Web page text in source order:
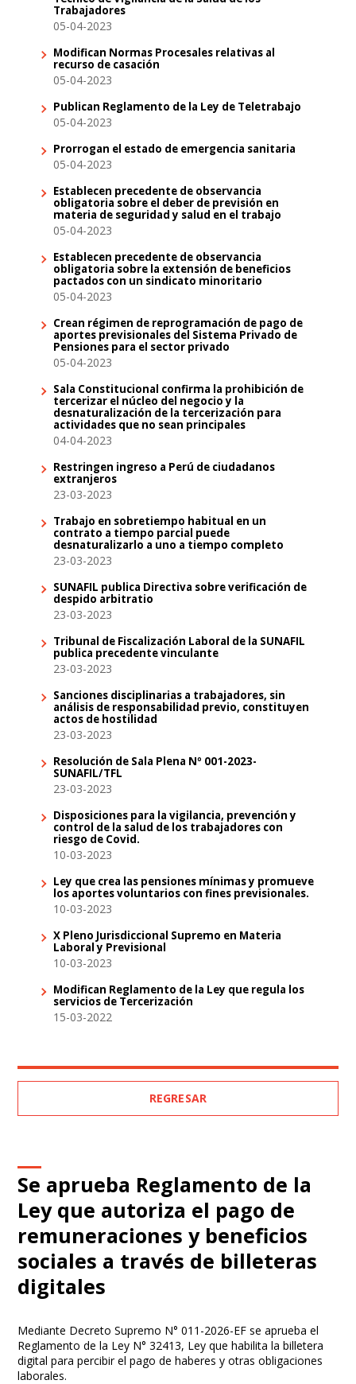
Trabajadores
05-04-2023
Modifican Normas Procesales relativas al
recurso de casación
05-04-2023
Publican Reglamento de la Ley de Teletrabajo
05-04-2023
Prorrogan el estado de emergencia sanitaria
05-04-2023
Establecen precedente de observancia
obligatoria sobre el deber de previsión en
materia de seguridad y salud en el trabajo
05-04-2023
Establecen precedente de observancia
obligatoria sobre la extensión de beneficios
pactados con un sindicato minoritario
05-04-2023
Crean régimen de reprogramación de pago de
aportes previsionales del Sistema Privado de
Pensiones para el sector privado
05-04-2023
Sala Constitucional confirma la prohibición de
tercerizar el núcleo del negocio y la
desnaturalización de la tercerización para
actividades que no sean principales
04-04-2023
Restringen ingreso a Perú de ciudadanos
extranjeros
23-03-2023
Trabajo en sobretiempo habitual en un
contrato a tiempo parcial puede
desnaturalizarlo a uno a tiempo completo
23-03-2023
SUNAFIL publica Directiva sobre verificación de
despido arbitratio
23-03-2023
Tribunal de Fiscalización Laboral de la SUNAFIL
publica precedente vinculante
23-03-2023
Sanciones disciplinarias a trabajadores, sin
análisis de responsabilidad previo, constituyen
actos de hostilidad
23-03-2023
Resolución de Sala Plena Nº 001-2023-
SUNAFIL/TFL
23-03-2023
Disposiciones para la vigilancia, prevención y
control de la salud de los trabajadores con
riesgo de Covid.
10-03-2023
Ley que crea las pensiones mínimas y promueve
los aportes voluntarios con fines previsionales.
10-03-2023
X Pleno Jurisdiccional Supremo en Materia
Laboral y Previsional
10-03-2023
Modifican Reglamento de la Ley que regula los
servicios de Tercerización
15-03-2022
REGRESAR
Se aprueba Reglamento de la
Ley que autoriza el pago de
remuneraciones y beneficios
sociales a través de billeteras
digitales
Mediante Decreto Supremo N° 011-2026-EF se aprueba el
Reglamento de la Ley N° 32413, Ley que habilita la billetera
digital para percibir el pago de haberes y otras obligaciones
laborales.